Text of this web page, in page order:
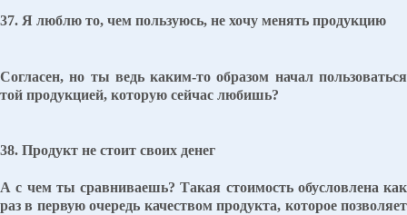
37. Я люблю то, чем пользуюсь, не хочу менять продукцию
Согласен, но ты ведь каким-то образом начал пользоваться
той продукцией, которую сейчас любишь?
38. Продукт не стоит своих денег
А с чем ты сравниваешь? Такая стоимость обусловлена как
раз в первую очередь качеством продукта, которое позволяет